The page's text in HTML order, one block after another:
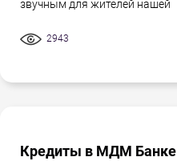
звучным для жителей нашей
2943
Кредиты в МДМ Банке